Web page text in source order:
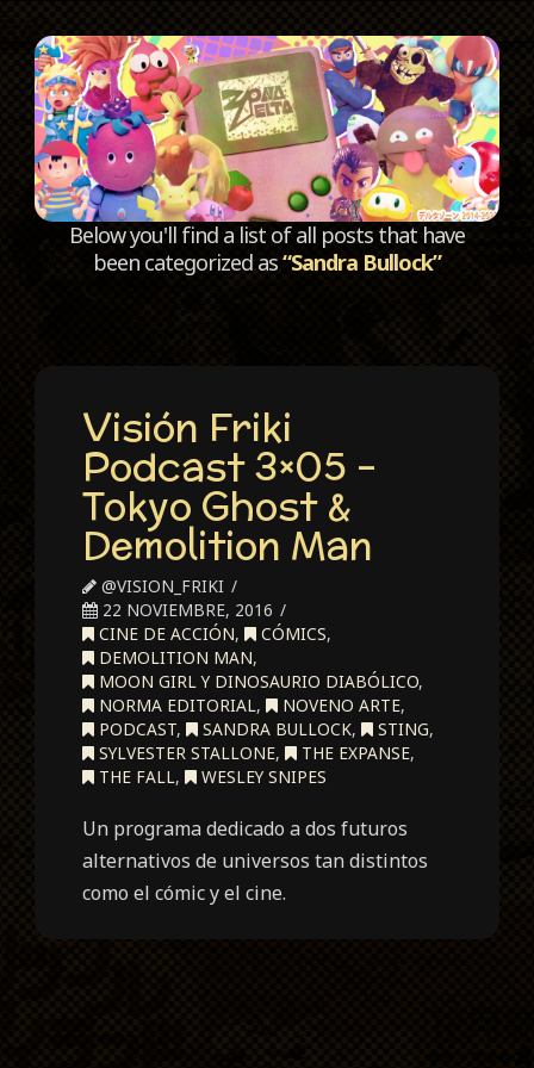
Below you'll find a list of all posts that have
been categorized as“Sandra Bullock”
Visión Friki
Podcast 3×05 –
Tokyo Ghost &
Demolition Man
@VISION_FRIKI
22 NOVIEMBRE, 2016
CINE DE ACCIÓN, CÓMICS,
DEMOLITION MAN,
MOON GIRL Y DINOSAURIO DIABÓLICO,
NORMA EDITORIAL, NOVENO ARTE,
PODCAST, SANDRA BULLOCK, STING,
SYLVESTER STALLONE, THE EXPANSE,
THE FALL, WESLEY SNIPES
Un programa dedicado a dos futuros
alternativos de universos tan distintos
como el cómic y el cine.